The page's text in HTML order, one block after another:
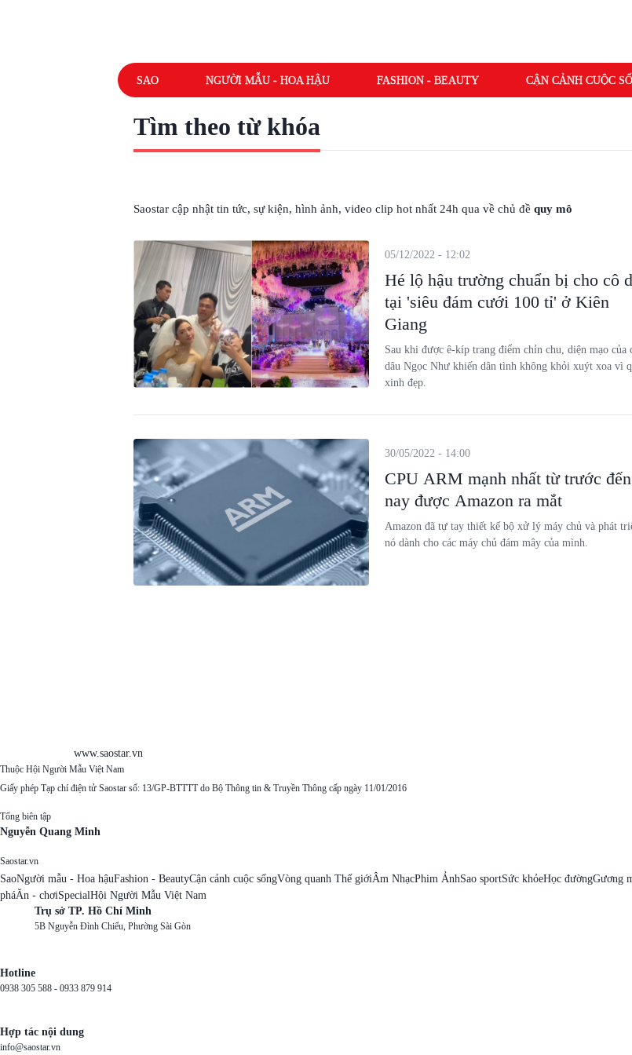
SAO NGƯỜI MẪU - HOA HẬU FASHION - BEAUTY CẬN CẢNH CUỘC
Tìm theo từ khóa
Saostar cập nhật tin tức, sự kiện, hình ảnh, video clip hot nhất 24h qua về chủ đề quy mô
Hé lộ hậu trường chuẩn bị cho cô
tại 'siêu đám cưới 100 tỉ' ở Kiên
Giang
05/12/2022 - 12:02
Sau khi được ê-kíp trang điểm chỉn chu, diện mạo của
dâu Ngọc Như khiến dân tình không khỏi xuýt xoa vì
xinh đẹp.
CPU ARM mạnh nhất từ trước đến
nay được Amazon ra mắt
30/05/2022 - 14:00
Amazon đã tự tay thiết kế bộ xử lý máy chủ và phát
nó dành cho các máy chủ đám mây của mình.
www.saostar.vn
Thuộc Hội Người Mẫu Việt Nam
Giấy phép Tạp chí điện tử Saostar số: 13/GP-BTTTT do Bộ Thông tin & Truyền Thông cấp ngày 11/01/2016
Tổng biên tập
Nguyễn Quang Minh
Saostar.vn
SaoNgười mẫu - Hoa hậuFashion - BeautyCận cảnh cuộc sốngVòng quanh Thế giớiÂm NhạcPhim ẢnhSao sportSức khỏeHọc đườngGương
pháĂn - chơiSpecialHội Người Mẫu Việt Nam
Trụ sở TP. Hồ Chí Minh
5B Nguyễn Đình Chiểu, Phường Sài Gòn
Hotline
0938 305 588 - 0933 879 914
Hợp tác nội dung
info@saostar.vn